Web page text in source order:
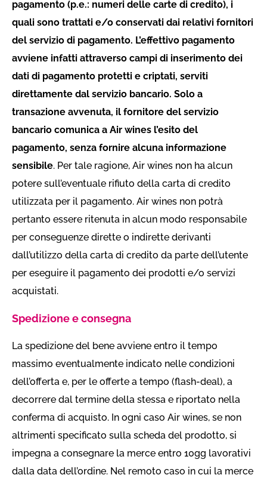
pagamento (p.e.: numeri delle carte di credito), i
quali sono trattati e/o conservati dai relativi fornitori
del servizio di pagamento. L’effettivo pagamento
avviene infatti attraverso campi di inserimento dei
dati di pagamento protetti e criptati, serviti
direttamente dal servizio bancario. Solo a
transazione avvenuta, il fornitore del servizio
bancario comunica a Air wines l’esito del
pagamento, senza fornire alcuna informazione
sensibile. Per tale ragione, Air wines non ha alcun
potere sull’eventuale rifiuto della carta di credito
utilizzata per il pagamento. Air wines non potrà
pertanto essere ritenuta in alcun modo responsabile
per conseguenze dirette o indirette derivanti
dall’utilizzo della carta di credito da parte dell’utente
per eseguire il pagamento dei prodotti e/o servizi
acquistati.
Spedizione e consegna
La spedizione del bene avviene entro il tempo
massimo eventualmente indicato nelle condizioni
dell’offerta e, per le offerte a tempo (flash-deal), a
decorrere dal termine della stessa e riportato nella
conferma di acquisto. In ogni caso Air wines, se non
altrimenti specificato sulla scheda del prodotto, si
impegna a consegnare la merce entro 10gg lavorativi
dalla data dell’ordine. Nel remoto caso in cui la merce